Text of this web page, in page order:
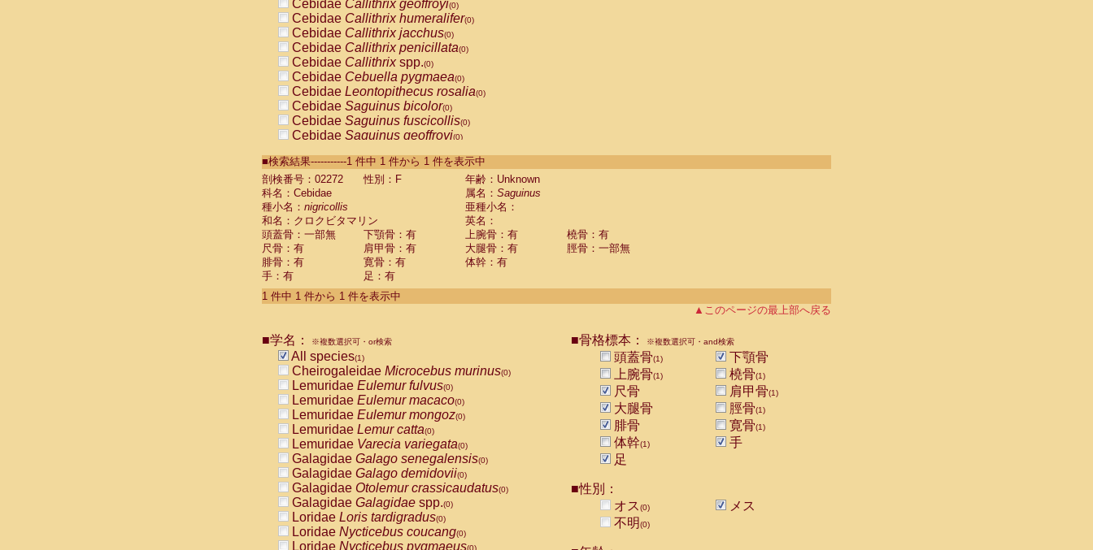
Cebidae Callithrix geoffroyi(0)
Cebidae Callithrix humeralifer(0)
Cebidae Callithrix jacchus(0)
Cebidae Callithrix penicillata(0)
Cebidae Callithrixspp.(0)
Cebidae Cebuella pygmaea(0)
Cebidae Leontopithecus rosalia(0)
Cebidae Saguinus bicolor(0)
Cebidae Saguinus fuscicollis(0)
Cebidae Saguinus geoffroyi(0)
CebidaeSaguinus labiatus(0)
Cebidae Saguinus leucopus (0)
Cebidae
CebidaeSaguinus mystax
CebidaeSaguinus nigricollis (1)
Cebidae Saguinus oedipus
Cebidae Saguinus weddelli
Cebidae Saguinusspp.
Cebidae Aotus trivirgatus
Cebidae Cebus albifrons
CebidaeCebus nigrivittatus
CebidaeCebus
CebidaeSaimiri boliviensis(0)
CebidaeSaimiri sciureus(0)
AtelidaeAlouatta caraya(0)
AtelidaeAlouatta fusca(0)
AtelidaeAlouatta seniculus
AtelidaeAlouattaspp.(0)
AtelidaeAteles belzebuth(0)
AtelidaeAteles geoffroyi(0)
AtelidaeAteles paniscus(0)
AtelidaeAtelesspp.(0)
Atelidae Lagothrix lagothricha
AtelidaeLagothrix lagothricha cana
PitheciidaeCacajao calvus rubicundus
■検索結果-----------1 件中 1 件から 1 件を表示中
剖検番号：02272
性別：F
年齢：Unknown
科名：Cebidae
属名： Saguinus
種小名： nigricollis
亜種小名：
和名：クロクビタマリン
英名：
頭蓋骨：一部無
下顎骨：有 上腕骨：有
橈骨：有
尺骨：有
肩甲骨：有 大腿骨：有
脛骨：一部無
腓骨：有
寛骨：有
体幹：有
手：有
足：有
1 件中 1 件から 1 件を表示中
▲このページの最上部へ戻る
■学名： ※複数選択可・or検索
All species(1)
Cheirogaleidae Microcebus murinus(0)
Lemuridae Eulemur fulvus(0)
Lemuridae Eulemur macaco(0)
Lemuridae Eulemur mongoz(0)
Lemuridae Lemur catta(0)
Lemuridae Varecia variegata(0)
Galagidae Galago senegalensis(0)
Galagidae Galago demidovii(0)
Galagidae Otolemur crassicaudatus(0)
Galagidae Galagidae spp.(0)
Loridae Loris tardigradus(0)
Loridae Nycticebus coucang(0)
Loridae Nycticebus pygmaeus(0)
■骨格標本： ※複数選択可・and検索
頭蓋骨(1)
下顎骨
上腕骨(1) 橈骨(1)
尺骨 肩甲骨(1)
大腿骨 脛骨(1)
腓骨 寛骨(1)
体幹(1)
手
足
■性別：
オス(0)
メス
不明(0)